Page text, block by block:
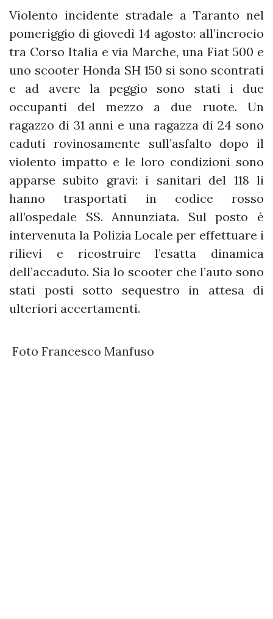
Violento incidente stradale a Taranto nel
pomeriggio di giovedì 14 agosto: all’incrocio
tra Corso Italia e via Marche, una Fiat 500 e
uno scooter Honda SH 150 si sono scontrati
e ad avere la peggio sono stati i due
occupanti del mezzo a due ruote. Un
ragazzo di 31 anni e una ragazza di 24 sono
caduti rovinosamente sull’asfalto dopo il
violento impatto e le loro condizioni sono
apparse subito gravi: i sanitari del 118 li
hanno trasportati in codice rosso
all’ospedale SS. Annunziata. Sul posto è
intervenuta la Polizia Locale per effettuare i
rilievi e ricostruire l’esatta dinamica
dell’accaduto. Sia lo scooter che l’auto sono
stati posti sotto sequestro in attesa di
ulteriori accertamenti.
Foto Francesco Manfuso